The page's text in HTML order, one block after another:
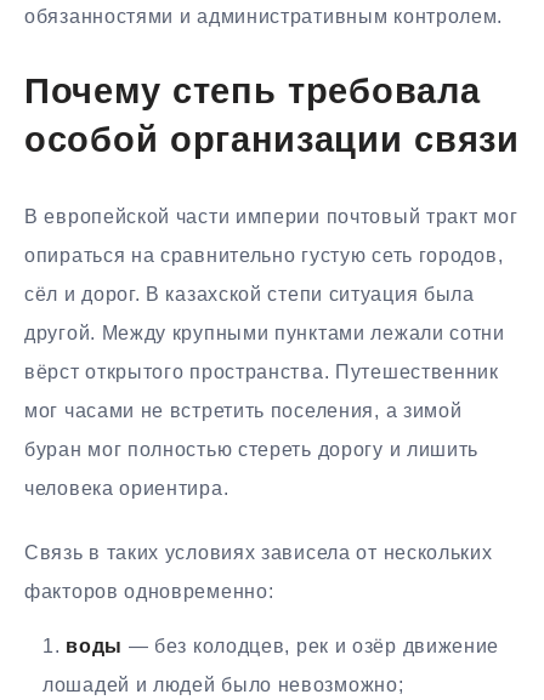
обязанностями и административным контролем.
Почему степь требовала
особой организации связи
В европейской части империи почтовый тракт мог
опираться на сравнительно густую сеть городов,
сёл и дорог. В казахской степи ситуация была
другой. Между крупными пунктами лежали сотни
вёрст открытого пространства. Путешественник
мог часами не встретить поселения, а зимой
буран мог полностью стереть дорогу и лишить
человека ориентира.
Связь в таких условиях зависела от нескольких
факторов одновременно:
воды — без колодцев, рек и озёр движение
лошадей и людей было невозможно;